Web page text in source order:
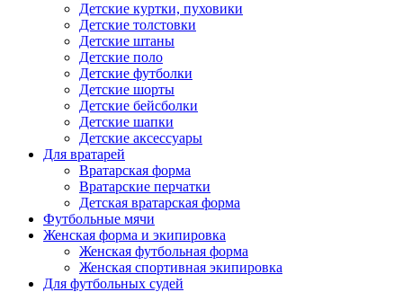
Детские куртки, пуховики
Детские толстовки
Детские штаны
Детские поло
Детские футболки
Детские шорты
Детские бейсболки
Детские шапки
Детские аксессуары
Для вратарей
Вратарская форма
Вратарские перчатки
Детская вратарская форма
Футбольные мячи
Женская форма и экипировка
Женская футбольная форма
Женская спортивная экипировка
Для футбольных судей